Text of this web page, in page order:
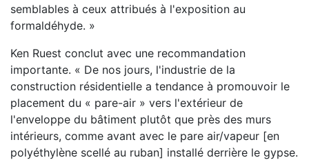
semblables à ceux attribués à l'exposition au
formaldéhyde. »
Ken Ruest conclut avec une recommandation
importante. « De nos jours, l'industrie de la
construction résidentielle a tendance à promouvoir le
placement du « pare-air » vers l'extérieur de
l'enveloppe du bâtiment plutôt que près des murs
intérieurs, comme avant avec le pare air/vapeur [en
polyéthylène scellé au ruban] installé derrière le gypse.